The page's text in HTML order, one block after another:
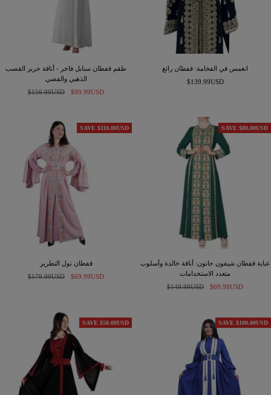
انغمس في الفخامة: قفطان رائع
السعر
$139.99USD
طقم قفطان سنابل فاخر - أناقة حرير القصب
الذهبي والفضي
السعر
$99.99USD
السعر
$159.99USD
SAVE $80.00USD
عباية قفطان شيفون حانون: أناقة خالدة وأسلوب
متعدد الاستخدامات
السعر
$69.99USD
السعر
$149.99USD
SAVE $110.00USD
قفطان نول التطريز
السعر
$69.99USD
السعر
$179.99USD
SAVE $100.00USD
SAVE $50.00USD